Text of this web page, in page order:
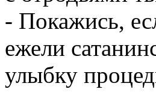
- Покажись,
ежели
улыбку